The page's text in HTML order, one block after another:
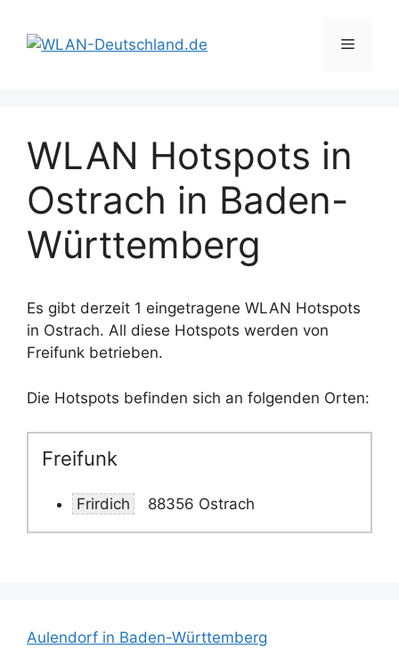
Inhalt
springen
Menü
WLAN Hotspots in
Ostrach in Baden-
Württemberg
Es gibt derzeit 1 eingetragene WLAN Hotspots
in Ostrach. All diese Hotspots werden von
Freifunk betrieben.
Die Hotspots befinden sich an folgenden Orten:
Freifunk
Frirdich 88356 Ostrach
Aulendorf in Baden-Württemberg